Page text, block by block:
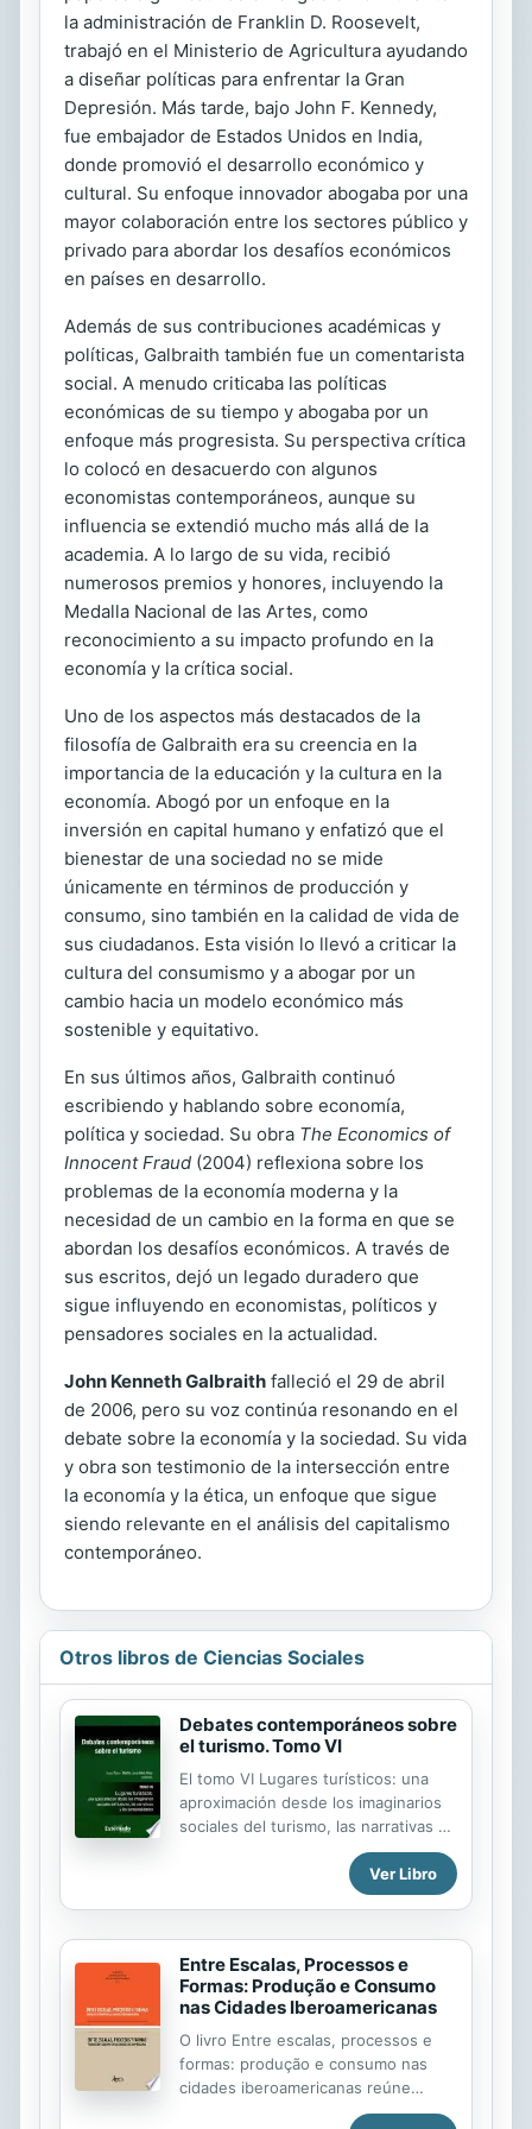
la administración de Franklin D. Roosevelt,
trabajó en el Ministerio de Agricultura ayudando
a diseñar políticas para enfrentar la Gran
Depresión. Más tarde, bajo John F. Kennedy,
fue embajador de Estados Unidos en India,
donde promovió el desarrollo económico y
cultural. Su enfoque innovador abogaba por una
mayor colaboración entre los sectores público y
privado para abordar los desafíos económicos
en países en desarrollo.
Además de sus contribuciones académicas y
políticas, Galbraith también fue un comentarista
social. A menudo criticaba las políticas
económicas de su tiempo y abogaba por un
enfoque más progresista. Su perspectiva crítica
lo colocó en desacuerdo con algunos
economistas contemporáneos, aunque su
influencia se extendió mucho más allá de la
academia. A lo largo de su vida, recibió
numerosos premios y honores, incluyendo la
Medalla Nacional de las Artes, como
reconocimiento a su impacto profundo en la
economía y la crítica social.
Uno de los aspectos más destacados de la
filosofía de Galbraith era su creencia en la
importancia de la educación y la cultura en la
economía. Abogó por un enfoque en la
inversión en capital humano y enfatizó que el
bienestar de una sociedad no se mide
únicamente en términos de producción y
consumo, sino también en la calidad de vida de
sus ciudadanos. Esta visión lo llevó a criticar la
cultura del consumismo y a abogar por un
cambio hacia un modelo económico más
sostenible y equitativo.
En sus últimos años, Galbraith continuó
escribiendo y hablando sobre economía,
política y sociedad. Su obra The Economics of
Innocent Fraud (2004) reflexiona sobre los
problemas de la economía moderna y la
necesidad de un cambio en la forma en que se
abordan los desafíos económicos. A través de
sus escritos, dejó un legado duradero que
sigue influyendo en economistas, políticos y
pensadores sociales en la actualidad.
John Kenneth Galbraith falleció el 29 de abril
de 2006, pero su voz continúa resonando en el
debate sobre la economía y la sociedad. Su vida
y obra son testimonio de la intersección entre
la economía y la ética, un enfoque que sigue
siendo relevante en el análisis del capitalismo
contemporáneo.
Otros libros de Ciencias Sociales
Debates contemporáneos sobre
el turismo. Tomo VI
El tomo VI Lugares turísticos: una
aproximación desde los imaginarios
sociales del turismo, las narrativas y
las sensorialidades busca
comprender esta temática mediante
diez casos de estudio, que se
organizados de acuerdo con la
escala territorial en donde las
regiones, las ciudades, los
municipios y las áreas naturales
tienen expresión. Se aborda el
análisis simbólico del poder, el
acceso y derecho al uso del territorio
y los sujetos que interactúan en la
Ver Libro
Entre Escalas, Processos e
Formas: Produção e Consumo
nas Cidades Iberoamericanas
O livro Entre escalas, processos e
formas: produção e consumo nas
cidades iberoamericanas reúne
textos resultantes das comunicações